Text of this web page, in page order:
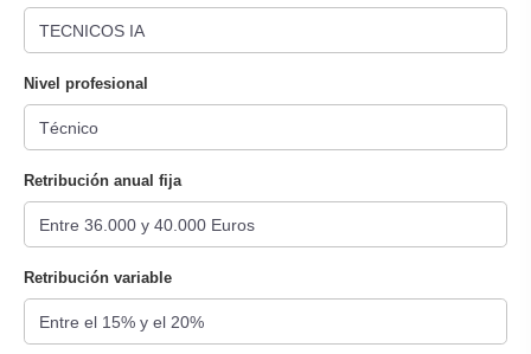
Nivel profesional
Retribución anual fija
Retribución variable